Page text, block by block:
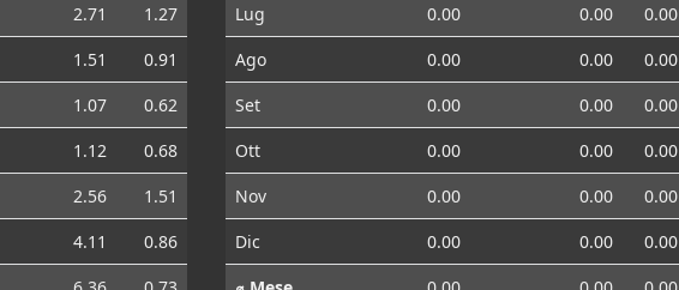
2.71
1.27
1.51
0.91
1.07
0.62
1.12
0.68
2.56
1.51
4.11
0.86
Lug
0.00 0.00
0.00
Ago
0.00 0.00
0.00
Set
0.00 0.00
0.00
Ott
0.00 0.00
0.00
Nov
0.00 0.00
0.00
Dic
0.00 0.00
0.00